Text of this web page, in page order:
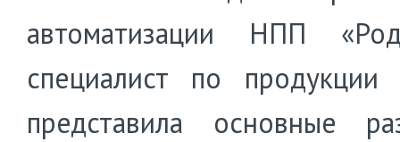
автоматизации НПП
специалист по продукции
представила основные